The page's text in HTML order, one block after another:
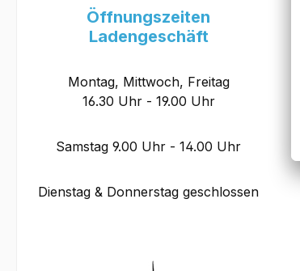
Öffnungszeiten
Ladengeschäft
Montag, Mittwoch, Freitag
16.30 Uhr - 19.00 Uhr
Samstag 9.00 Uhr - 14.00 Uhr
Dienstag & Donnerstag geschlossen